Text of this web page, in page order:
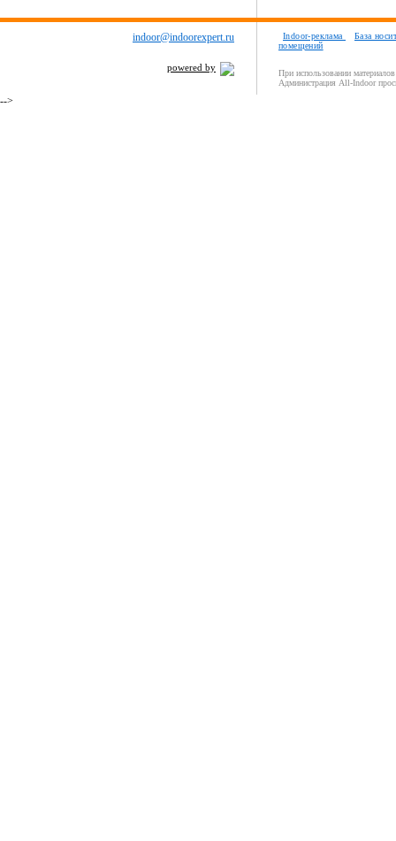
indoor@indoorexpert.ru
powered by
Indoor-реклама
База
помещений
При использовании
Администрация All-Indoor
-->